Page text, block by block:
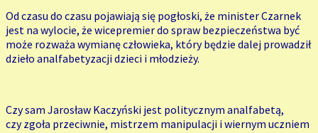
Od czasu do czasu pojawiają się pogłoski, że minister Czarnek
jest na wylocie, że wicepremier do spraw bezpieczeństwa być
może rozważa wymianę człowieka, który będzie dalej prowadził
dzieło analfabetyzacji dzieci i młodzieży.
Czy sam Jarosław Kaczyński jest politycznym analfabetą,
czy zgoła przeciwnie, mistrzem manipulacji i wiernym uczniem